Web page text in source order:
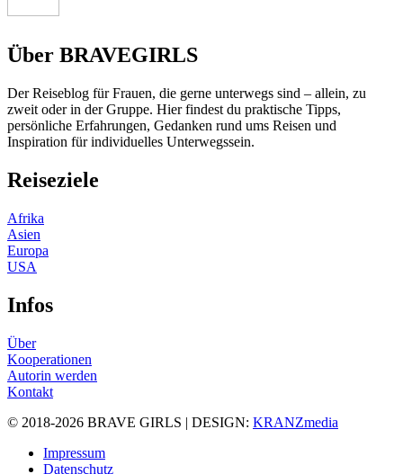
Über BRAVEGIRLS
Der Reiseblog für Frauen, die gerne unterwegs sind – allein, zu
zweit oder in der Gruppe. Hier findest du praktische Tipps,
persönliche Erfahrungen, Gedanken rund ums Reisen und
Inspiration für individuelles Unterwegssein.
Reiseziele
Afrika
Asien
Europa
USA
Infos
Über
Kooperationen
Autorin werden
Kontakt
© 2018-2026 BRAVE GIRLS | DESIGN: KRANZmedia
Impressum
Datenschutz